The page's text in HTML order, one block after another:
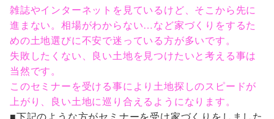
雑誌やインターネットを見ているけど、そこから先に
進まない。相場がわからない…など家づくりをするた
めの土地選びに不安で迷っている方が多いです。
失敗したくない、良い土地を見つけたいと考える事は
当然です。
このセミナーを受ける事により土地探しのスピードが
上がり、良い土地に巡り合えるようになります。